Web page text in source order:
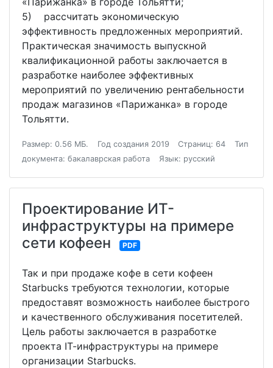
5) рассчитать экономическую
эффективность предложенных мероприятий.
Практическая значимость выпускной
квалификационной работы заключается в
разработке наиболее эффективных
мероприятий по увеличению рентабельности
продаж магазинов «Парижанка» в городе
Тольятти.
Размер: 0.56 МБ. Год создания 2019 Страниц: 64
Тип
документа: бакалаврская работа
Язык: русский
Проектирование ИТ-
инфраструктуры на примере
сети кофеен
PDF
Так и при продаже кофе в сети кофеен
Starbucks требуются технологии, которые
предоставят возможность наиболее быстрого
и качественного обслуживания посетителей.
Цель работы заключается в разработке
проекта IТ-инфраструктуры на примере
организации Starbucks.